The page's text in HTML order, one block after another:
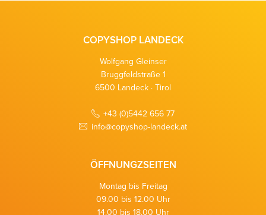
COPYSHOP LANDECK
Wolfgang Gleinser
Bruggfeldstraße 1
6500 Landeck · Tirol
+43 (0)5442 656 77
info@copyshop-landeck.at
ÖFFNUNGZSEITEN
Montag bis Freitag
09.00 bis 12.00 Uhr
14.00 bis 18.00 Uhr